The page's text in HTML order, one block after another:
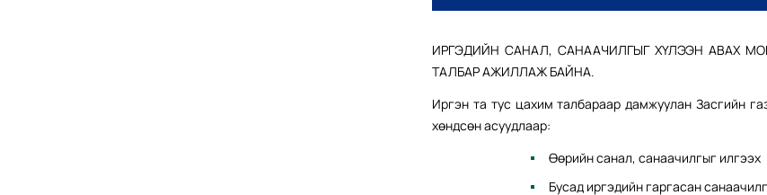
ИРГЭДИЙН САНАЛ, САНААЧИЛГЫГ ХҮЛЭЭН АВАХ
ТАЛБАР АЖИЛЛАЖ БАЙНА.
Иргэн та тус цахим талбараар дамжуулан Засгийн
хөндсөн асуудлаар:
Өөрийн санал, санаачилгыг илгээх
Бусад иргэдийн гаргасан